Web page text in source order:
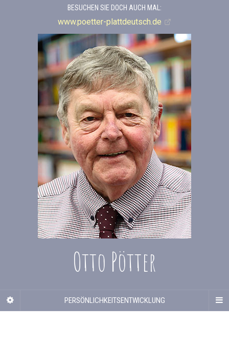
BESUCHEN SIE DOCH AUCH MAL:
www.poetter-plattdeutsch.de
Otto Pötter
PERSÖNLICHKEITSENTWICKLUNG